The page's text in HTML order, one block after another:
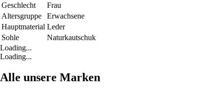
Geschlecht
Frau
Altersgruppe
Erwachsene
Hauptmaterial Leder
Sohle
Naturkautschuk
Loading...
Loading...
Alle unsere Marken